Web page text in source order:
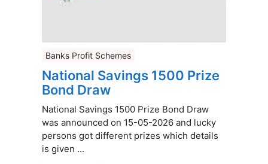
Banks Profit Schemes
National Savings 1500 Prize
Bond Draw
National Savings 1500 Prize Bond Draw
was announced on 15-05-2026 and lucky
persons got different prizes which details
is given ...